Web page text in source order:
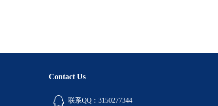
Contact Us
联系QQ：3150277344